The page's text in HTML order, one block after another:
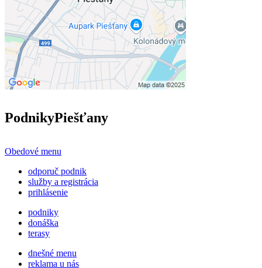
PodnikyPiešťany
Obedové menu
odporuč podnik
služby a registrácia
prihlásenie
podniky
donáška
terasy
dnešné menu
reklama u nás